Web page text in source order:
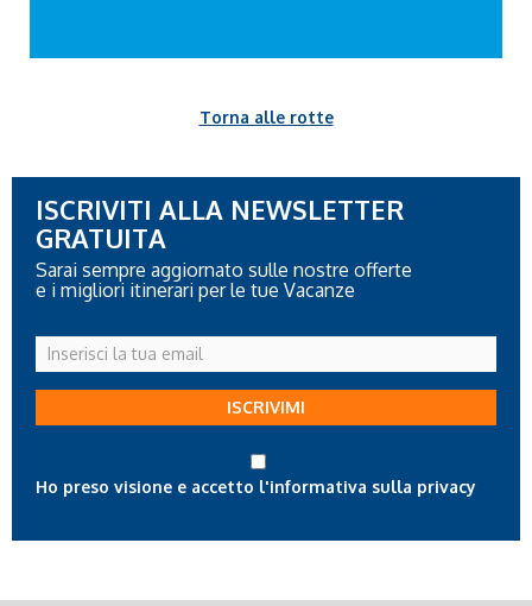
Torna alle rotte
ISCRIVITI ALLA NEWSLETTER
GRATUITA
Sarai sempre aggiornato sulle nostre offerte
e i migliori itinerari per le tue Vacanze
Inserisci
la
tua
ISCRIVIMI
Ho preso visione e accetto l'informativa sulla privacy